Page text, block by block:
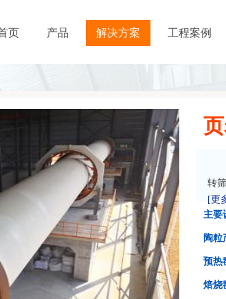
页 产品 解决方案 工程案例
转
[更
主要
陶粒
预热
焙烧